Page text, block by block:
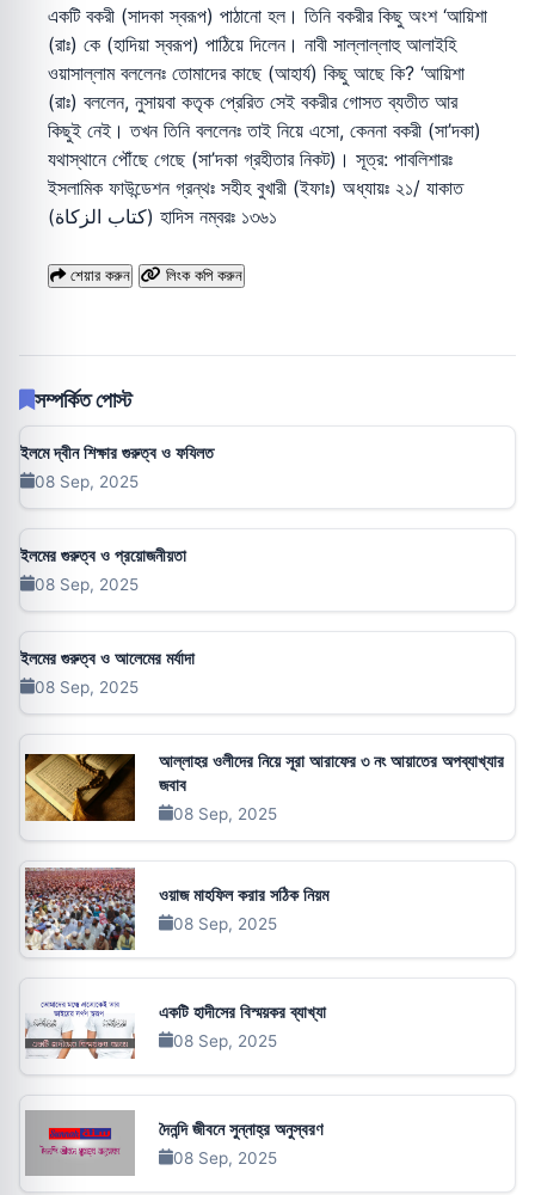
একটি বকরী (সাদকা স্বরূপ) পাঠানো হল। তিনি বকরীর কিছু অংশ ‘আয়িশা
(রাঃ) কে (হাদিয়া স্বরূপ) পাঠিয়ে দিলেন। নাবী সাল্লাল্লাহু আলাইহি
ওয়াসাল্লাম বললেনঃ তোমাদের কাছে (আহার্য) কিছু আছে কি? ‘আয়িশা
(রাঃ) বললেন, নুসায়বা কতৃক প্রেরিত সেই বকরীর গোসত ব্যতীত আর
কিছুই নেই। তখন তিনি বললেনঃ তাই নিয়ে এসো, কেননা বকরী (সা’দকা)
যথাস্থানে পৌঁছে গেছে (সা’দকা গ্রহীতার নিকট)। সূত্র: পাবলিশারঃ
ইসলামিক ফাউন্ডেশন গ্রন্থঃ সহীহ বুখারী (ইফাঃ) অধ্যায়ঃ ২১/ যাকাত
(كتاب الزكاة) হাদিস নম্বরঃ ১৩৬১
শেয়ার করুন লিংক কপি করুন
সম্পর্কিত পোস্ট
ইলমে দ্বীন শিক্ষার গুরুত্ব ও ফযিলত
08 Sep, 2025
ইলমের গুরুত্ব ও প্রয়োজনীয়তা
08 Sep, 2025
ইলমের গুরুত্ব ও আলেমের মর্যাদা
08 Sep, 2025
আল্লাহর ওলীদের নিয়ে সূরা আরাফের ৩ নং আয়াতের অপব্যাখ্যার
জবাব
08 Sep, 2025
ওয়াজ মাহফিল করার সঠিক নিয়ম
08 Sep, 2025
একটি হাদীসের বিস্ময়কর ব্যাখ্যা
08 Sep, 2025
দৈনন্দি জীবনে সুন্নাহ্‌র অনুস্বরণ
08 Sep, 2025